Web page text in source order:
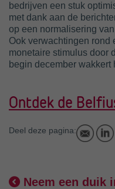
bedrijven een stuk
met dank aan de
op een normalisering
Ook verwachtingen rond
monetaire stimulus door
begin december wakkert
Ontdek de
Deel deze pagina:
Neem een duik